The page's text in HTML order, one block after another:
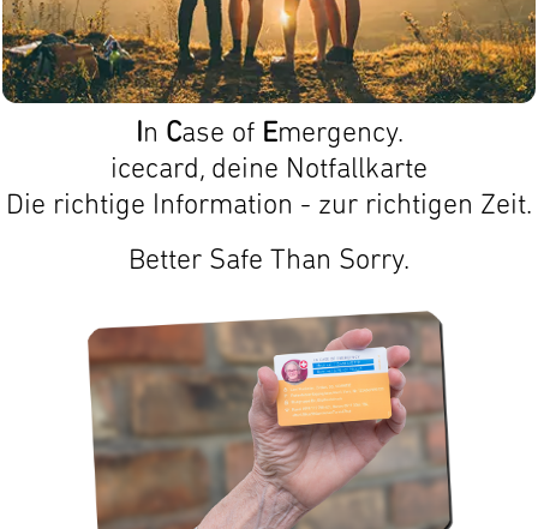
In Case of Emergency.
icecard, deine Notfallkarte
Die richtige Information - zur richtigen Zeit.
Better Safe Than Sorry.